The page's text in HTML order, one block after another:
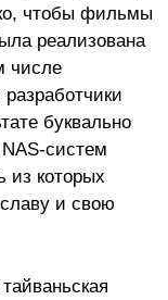
чтобы фильмы
реализована
числе
буквально
систем
из которых
и свою